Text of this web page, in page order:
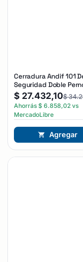
Cerradura Andif 101 De
Seguridad Doble
Reforzada Plateado
$ 27.432,10$
Ahorrás $ 6.858,02 vs
MercadoLibre
Agregar